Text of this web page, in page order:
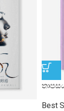
Best